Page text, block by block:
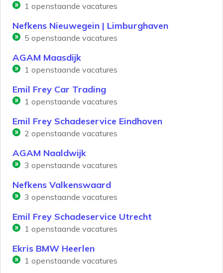
1 openstaande vacatures
Nefkens Nieuwegein | Limburghaven
5 openstaande vacatures
AGAM Maasdijk
1 openstaande vacatures
Emil Frey Car Trading
1 openstaande vacatures
Emil Frey Schadeservice Eindhoven
2 openstaande vacatures
AGAM Naaldwijk
3 openstaande vacatures
Nefkens Valkenswaard
3 openstaande vacatures
Emil Frey Schadeservice Utrecht
1 openstaande vacatures
Ekris BMW Heerlen
1 openstaande vacatures